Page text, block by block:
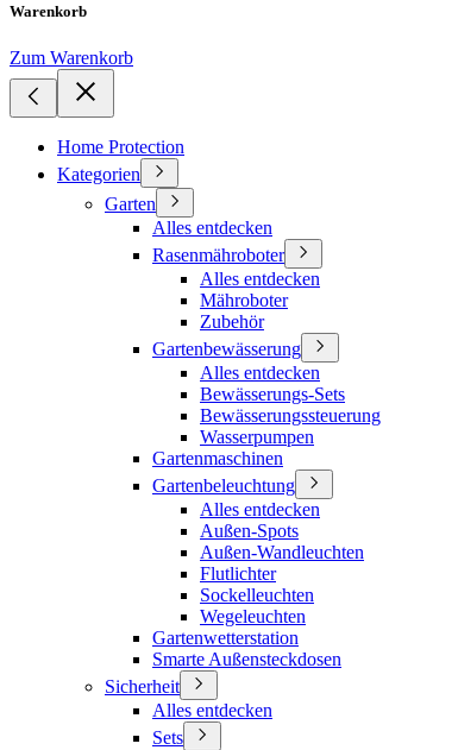
Warenkorb
Zum Warenkorb
Home Protection
Kategorien
Garten
Alles entdecken
Rasenmähroboter
Alles entdecken
Mähroboter
Zubehör
Gartenbewässerung
Alles entdecken
Bewässerungs-Sets
Bewässerungssteuerung
Wasserpumpen
Gartenmaschinen
Gartenbeleuchtung
Alles entdecken
Außen-Spots
Außen-Wandleuchten
Flutlichter
Sockelleuchten
Wegeleuchten
Gartenwetterstation
Smarte Außensteckdosen
Sicherheit
Alles entdecken
Sets